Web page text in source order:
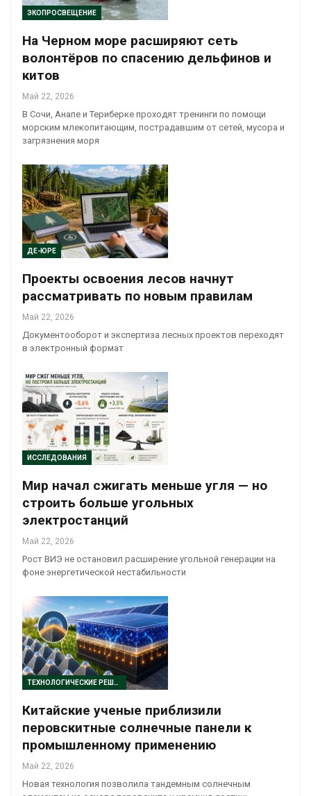
ЭКОПРОСВЕЩЕНИЕ
На Черном море расширяют сеть
волонтёров по спасению дельфинов и
китов
Май 22, 2026
В Сочи, Анапе и Териберке проходят тренинги по помощи
морским млекопитающим, пострадавшим от сетей, мусора и
загрязнения моря
ДЕ-ЮРЕ
Проекты освоения лесов начнут
рассматривать по новым правилам
Май 22, 2026
Документооборот и экспертиза лесных проектов переходят
в электронный формат
ИССЛЕДОВАНИЯ
Мир начал сжигать меньше угля — но
строить больше угольных
электростанций
Май 22, 2026
Рост ВИЭ не остановил расширение угольной генерации на
фоне энергетической нестабильности
ТЕХНОЛОГИЧЕСКИЕ РЕШЕНИЯ
Китайские ученые приблизили
перовскитные солнечные панели к
промышленному применению
Май 22, 2026
Новая технология позволила тандемным солнечным